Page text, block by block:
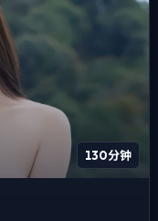
130分钟